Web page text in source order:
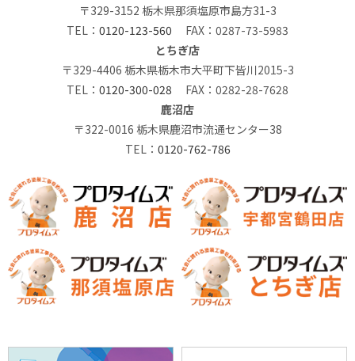
〒329-3152 栃木県那須塩原市島方31-3
TEL： 0120-123-560 FAX：0287-73-5983
とちぎ店
〒329-4406 栃木県栃木市大平町下皆川2015-3
TEL： 0120-300-028 FAX：0282-28-7628
鹿沼店
〒322-0016 栃木県鹿沼市流通センター38
TEL： 0120-762-786